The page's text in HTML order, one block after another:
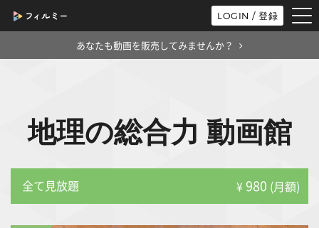
LOGIN / 登録
あなたも動画を販売してみませんか？
地理の総合力 動画館
全て見放題 ¥980 (月額)